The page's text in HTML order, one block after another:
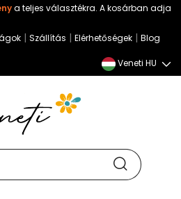
a teljes választékra. A kosárban adja
| Szállítás | Elérhetőségek | Blog
Veneti HU